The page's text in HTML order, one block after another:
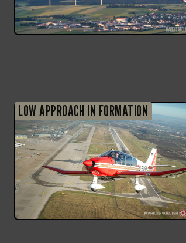
LOW APPROACH IN FORMATION